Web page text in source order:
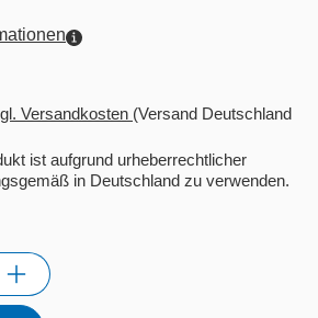
Versandkosten (Versand Deutschland
ist aufgrund urheberrechtlicher
in Deutschland zu verwenden.